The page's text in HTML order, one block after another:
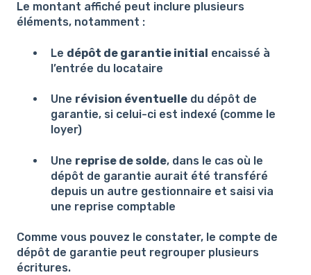
Le montant affiché peut inclure plusieurs
éléments, notamment :
Le dépôt de garantie initial encaissé à
l’entrée du locataire
Une révision éventuelle du dépôt de
garantie, si celui-ci est indexé (comme le
loyer)
Une reprise de solde, dans le cas où le
dépôt de garantie aurait été transféré
depuis un autre gestionnaire et saisi via
une reprise comptable
Comme vous pouvez le constater, le compte de
dépôt de garantie peut regrouper plusieurs
écritures.